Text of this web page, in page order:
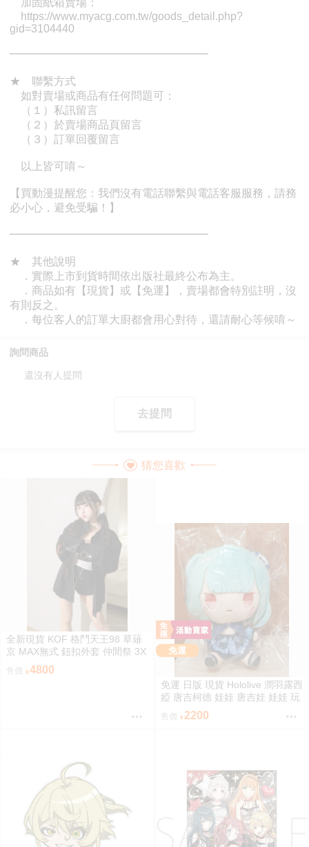
詢問商品
還沒有人提問
去提問
猜您喜歡
全新現貨 KOF 格鬥天王98 草薙
京 MAX無式 鈕扣外套 仲間祭 3X
L 刺繡 限定聯名 外套
售價 4800
免運
免運 日版 現貨 Hololive 潤羽露西
婭 唐吉柯德 娃娃 唐吉娃 娃娃 玩
偶 ドン・キホーテ もちどる 潤
羽るしあ
2200